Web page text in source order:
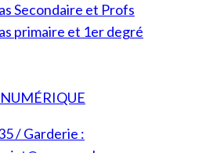
Secondaire et Profs
primaire et 1er degré
/ Garderie :